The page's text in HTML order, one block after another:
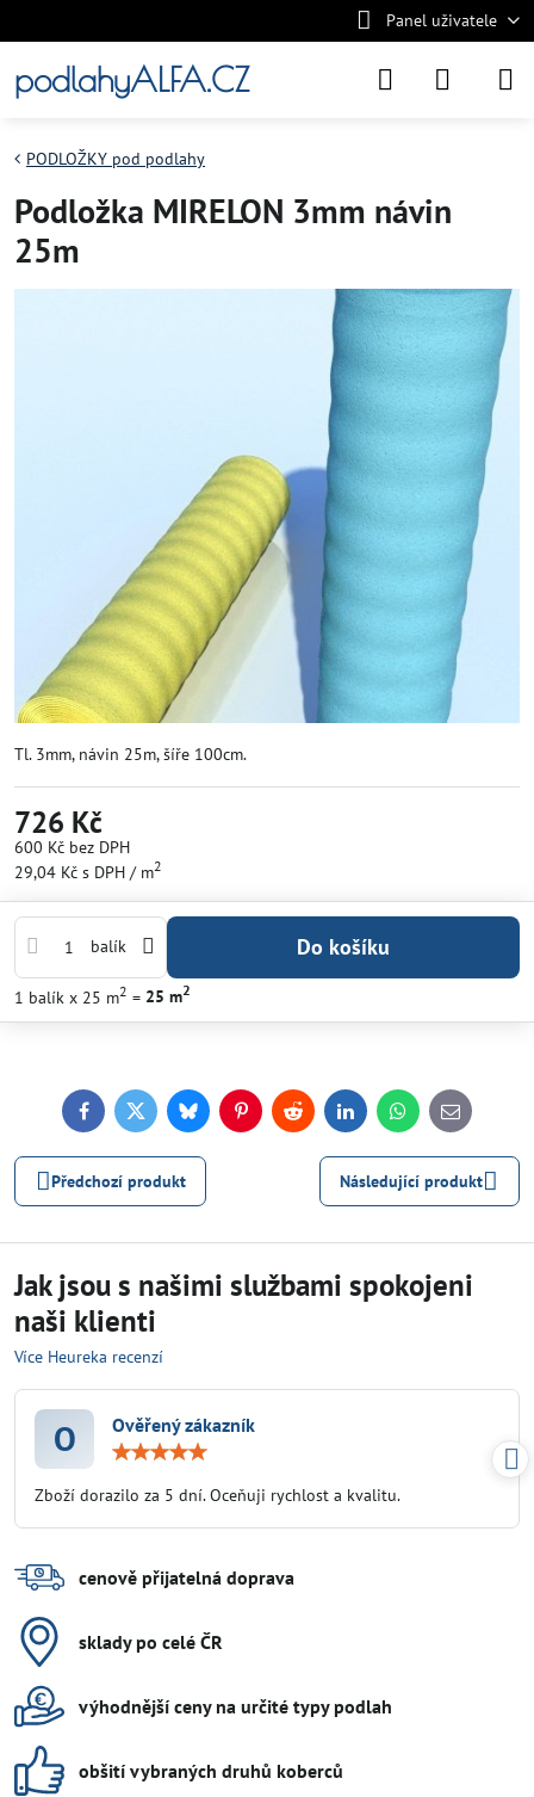
Panel uživatele
podlahyALFA.CZ
PODLOŽKY pod podlahy
Podložka MIRELON 3mm návin
25m
Tl. 3mm, návin 25m, šíře 100cm.
726 Kč
600 Kč bez DPH
29,04 Kč s DPH / m2
balík Do košíku
1 balík x 25 m2 = 25 m2
FacebookTwitterBlueskyPinterestReddit LinkedInWhatsApp
E-
mail
Předchozí produkt Následující produkt
Jak jsou s našimi službami spokojeni
naši klienti
Více Heureka recenzí
O Ověřený zákazník
5
Zboží dorazilo za 5 dní. Oceňuji rychlost a kvalitu.
cenově přijatelná doprava
sklady po celé ČR
výhodnější ceny na určité typy podlah
obšití vybraných druhů koberců